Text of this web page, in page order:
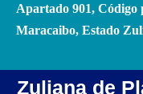
Apartado 901, Código
Maracaibo, Estado
Zuliana de